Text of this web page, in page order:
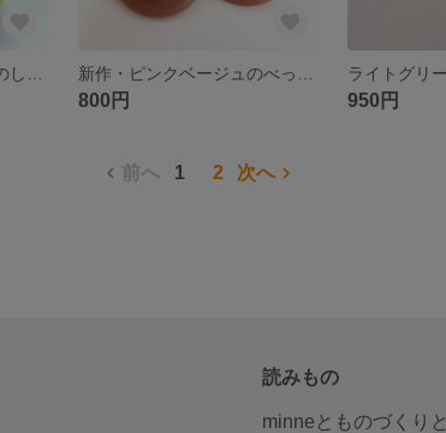
800円 950円
前へ 1 2 次へ
読みもの
minneとものづくりと